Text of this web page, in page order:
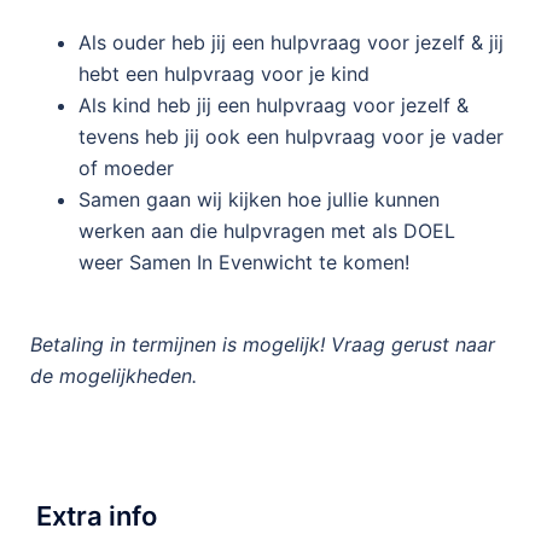
Als ouder heb jij een hulpvraag voor jezelf & jij
hebt een hulpvraag voor je kind
Als kind heb jij een hulpvraag voor jezelf &
tevens heb jij ook een hulpvraag voor je vader
of moeder
Samen gaan wij kijken hoe jullie kunnen
werken aan die hulpvragen met als DOEL
weer Samen In Evenwicht te komen!
Betaling in termijnen is mogelijk! Vraag gerust naar
de mogelijkheden.
Extra info